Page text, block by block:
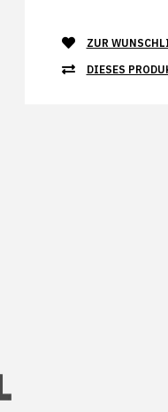
ZUR
DIESES